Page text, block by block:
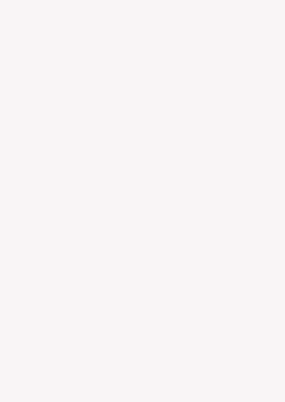
Pas uw voorkeuren aan om te